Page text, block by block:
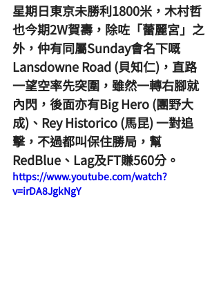
星期日東京未勝利1800米，木村哲
也今期2W賀壽，除咗「蕾麗宮」之
外，仲有同屬Sunday會名下嘅
Lansdowne Road (貝知仁)，直路
一望空率先突圍，雖然一轉右腳就
內閃，後面亦有Big Hero (團野大
成)、Rey Historico (馬昆) 一對追
擊，不過都叫保住勝局，幫
RedBlue、Lag及FT賺560分。
https://www.youtube.com/watch?
v=irDA8JgkNgY